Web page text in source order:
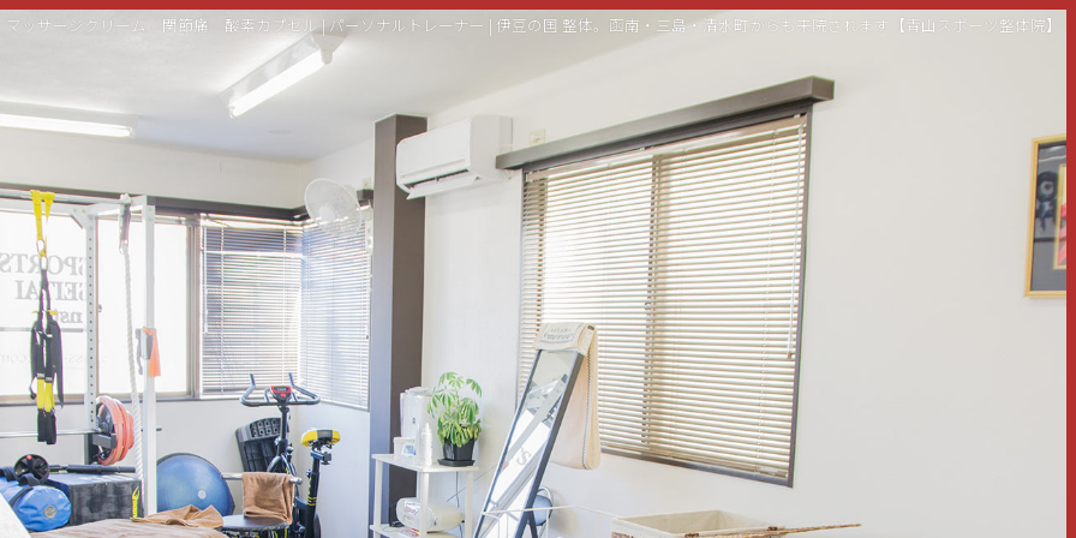
マッサージクリーム 関節痛 酸素カプセル | パーソナルトレーナー | 伊豆の国 整体。函南・三島・清水町からも来院されます【青山スポーツ整体院】